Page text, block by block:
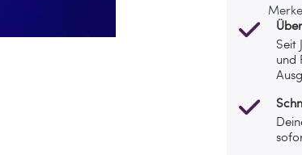
Seit
und